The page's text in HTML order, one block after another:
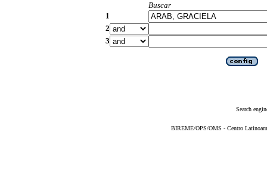
Buscar
1
2
3
Search
BIREME/OPS/OMS - Centro